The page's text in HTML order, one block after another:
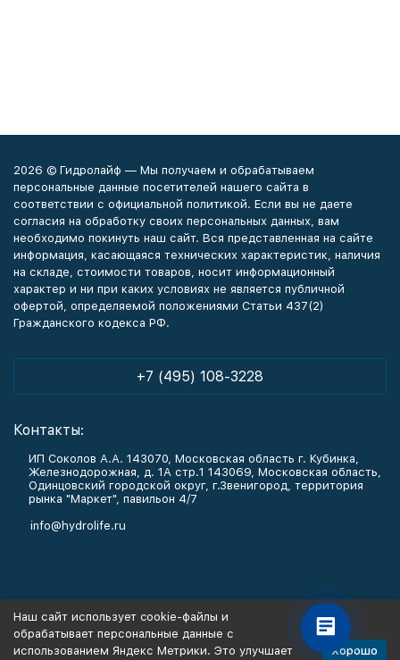
2026 © Гидролайф — Мы получаем и обрабатываем
персональные данные посетителей нашего сайта в
соответствии с официальной политикой. Если вы не даете
согласия на обработку своих персональных данных, вам
необходимо покинуть наш сайт. Вся представленная на сайте
информация, касающаяся технических характеристик, наличия
на складе, стоимости товаров, носит информационный
характер и ни при каких условиях не является публичной
офертой, определяемой положениями Статьи 437(2)
Гражданского кодекса РФ.
+7 (495) 108-3228
Контакты:
ИП Соколов А.А. 143070, Московская область г. Кубинка,
Железнодорожная, д. 1А стр.1 143069, Московская область,
Одинцовский городской округ, г.Звенигород, территория
рынка "Маркет", павильон 4/7
info@hydrolife.ru
Информация
Наш сайт использует cookie-файлы и
обрабатывает персональные данные с
использованием Яндекс Метрики. Это улучшает
Хорошо